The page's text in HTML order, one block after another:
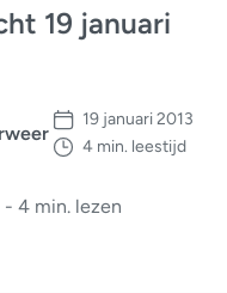
19 januari
19 januari 2013
4 min. leestijd
- 4 min. lezen